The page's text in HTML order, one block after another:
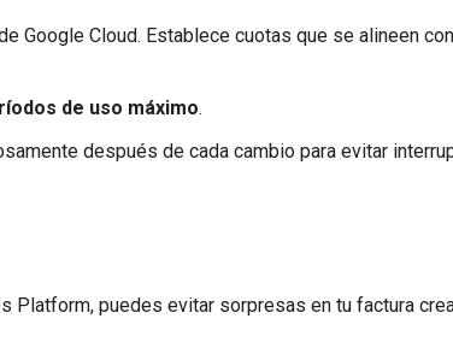
Google Cloud. Establece cuotas que se alineen
de uso máximo.
después de cada cambio para evitar
Platform, puedes evitar sorpresas en tu factura